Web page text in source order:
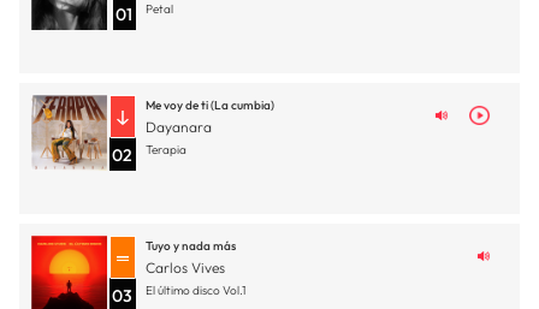
01 Petal
02
Me voy de ti (La cumbia)
Dayanara
Terapia
03
Tuyo y nada más
Carlos Vives
El último disco Vol.1